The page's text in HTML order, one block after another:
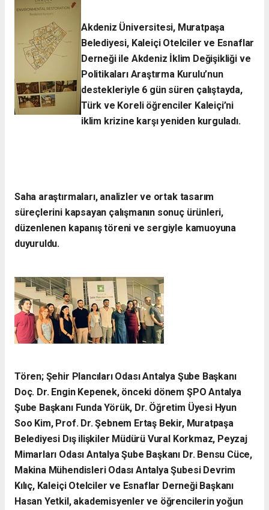
Akdeniz Üniversitesi, Muratpaşa
Belediyesi, Kaleiçi Otelciler ve Esnaflar
Derneği ile Akdeniz İklim Değişikliği ve
Politikaları Araştırma Kurulu’nun
destekleriyle 6 gün süren çalıştayda,
Türk ve Koreli öğrenciler Kaleiçi’ni
iklim krizine karşı yeniden kurguladı.​
Saha araştırmaları, analizler ve ortak tasarım
süreçlerini kapsayan çalışmanın sonuç ürünleri,
düzenlenen kapanış töreni ve sergiyle kamuoyuna
duyuruldu.
Tören; Şehir Plancıları Odası Antalya Şube Başkanı
Doç. Dr. Engin Kepenek, önceki dönem ŞPO Antalya
Şube Başkanı Funda Yörük, Dr. Öğretim Üyesi Hyun
Soo Kim, Prof. Dr. Şebnem Ertaş Bekir, Muratpaşa
Belediyesi Dış ilişkiler Müdürü Vural Korkmaz, Peyzaj
Mimarları Odası Antalya Şube Başkanı Dr. Bensu Cüce,
Makina Mühendisleri Odası Antalya Şubesi Devrim
Kılıç, Kaleiçi Otelciler ve Esnaflar Derneği Başkanı
Hasan Yetkil, akademisyenler ve öğrencilerin yoğun